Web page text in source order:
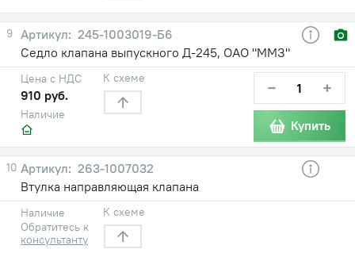
9
245-1003019-Б6
Седло клапана выпускного Д-245, ОАО "ММЗ"
Наличие
Цена с НДС
910 руб.
К схеме − +
Купить
10
263-1007032
Втулка направляющая клапана
Наличие
Обратитесь к
консультанту
К схеме